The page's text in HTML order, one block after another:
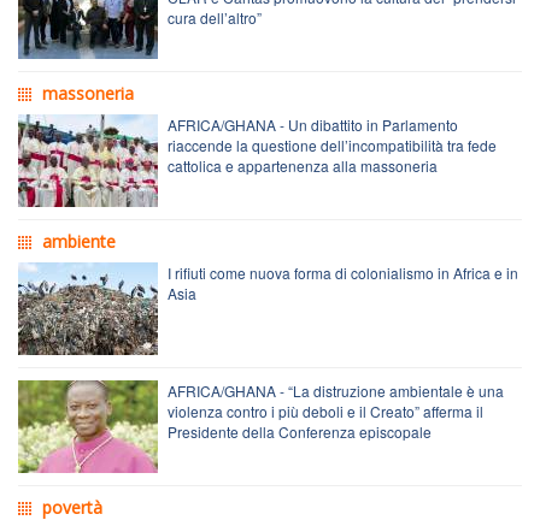
cura dell’altro”
massoneria
AFRICA/GHANA - Un dibattito in Parlamento
riaccende la questione dell’incompatibilità tra fede
cattolica e appartenenza alla massoneria
ambiente
I rifiuti come nuova forma di colonialismo in Africa e in
Asia
AFRICA/GHANA - “La distruzione ambientale è una
violenza contro i più deboli e il Creato” afferma il
Presidente della Conferenza episcopale
povertà